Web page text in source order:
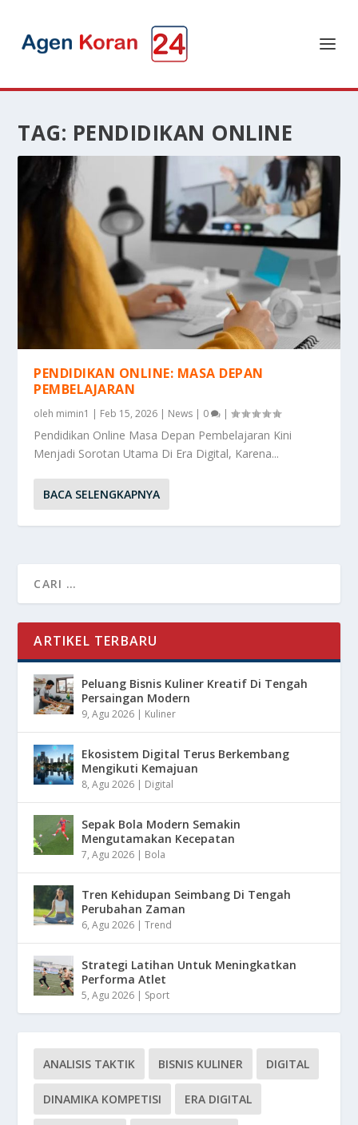
TAG: PENDIDIKAN ONLINE
PENDIDIKAN ONLINE: MASA DEPAN
PEMBELAJARAN
oleh mimin1 | Feb 15, 2026 | News | 0 |
Pendidikan Online Masa Depan Pembelajaran Kini
Menjadi Sorotan Utama Di Era Digital, Karena...
BACA SELENGKAPNYA
ARTIKEL TERBARU
Peluang Bisnis Kuliner Kreatif Di Tengah
Persaingan Modern
9, Agu 2026 | Kuliner
Ekosistem Digital Terus Berkembang
Mengikuti Kemajuan
8, Agu 2026 | Digital
Sepak Bola Modern Semakin
Mengutamakan Kecepatan
7, Agu 2026 | Bola
Tren Kehidupan Seimbang Di Tengah
Perubahan Zaman
6, Agu 2026 |Trend
Strategi Latihan Untuk Meningkatkan
Performa Atlet
5, Agu 2026 | Sport
ANALISIS TAKTIK BISNIS KULINER DIGITAL
DINAMIKA KOMPETISI ERA DIGITAL